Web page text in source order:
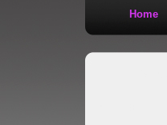
Home